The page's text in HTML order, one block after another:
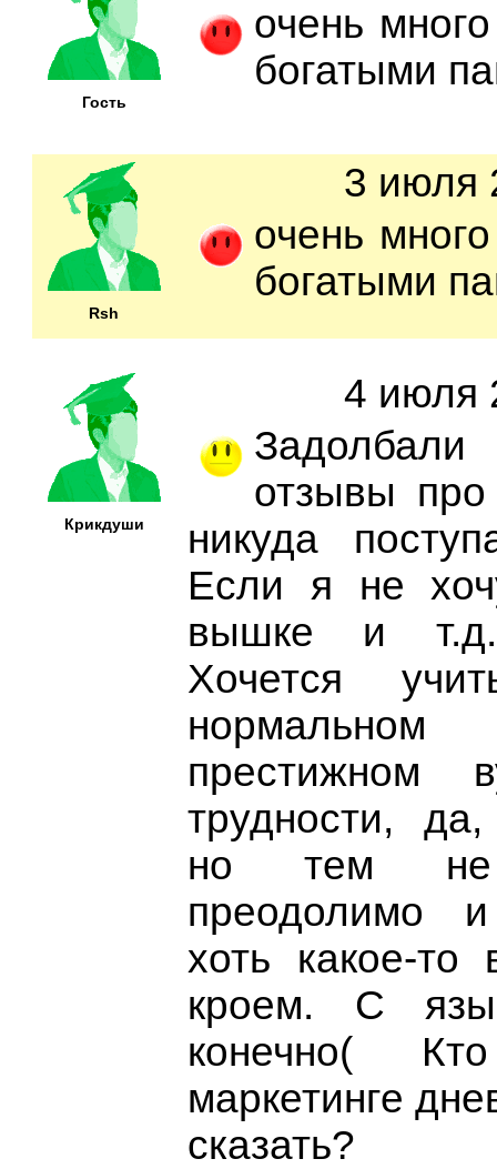
Гость
очень
богатыми
Rsh
3 июля
очень
богатыми
Крикдуши
4 июля
отзывы
никуда
Если я не
вышке и
Хочется
престижном
трудности,
но тем
преодолимо
хоть какое-то
кроем. С
конечно(
маркетинге
сказать?